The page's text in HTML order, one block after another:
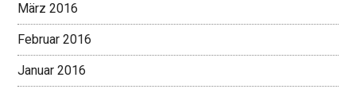
März 2016
Februar 2016
Januar 2016